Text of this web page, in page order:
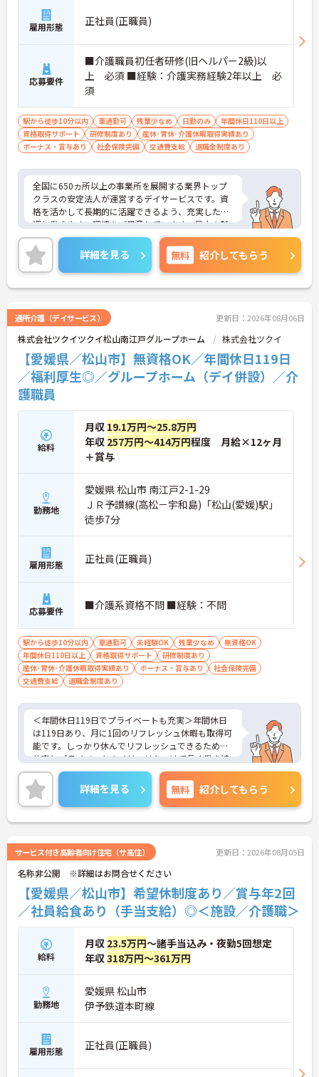
雇用形態 正社員(正職員)
応募要件
■介護職員初任者研修(旧ヘルパー2級)以
上 必須 ■経験：介護実務経験2年以上 必
須
駅から徒歩10分以内 車通勤可 残業少なめ 日勤のみ
年間休日110日以上
資格取得サポート
研修制度あり
産休･育休･介護休暇取得実績あり
ボーナス・賞与あり
社会保険完備 交通費支給 退職金制度あり
全国に650ヵ所以上の事業所を展開する業界トップ
クラスの安定法人が運営するデイサービスです。資
格を活かして長期的に活躍できるよう、充実した待
遇と働きやすい環境をご用意しています。最大の魅
力は夜勤なしの日勤のみで年間休日は119日しっか
り確保できる点にあります。毎月付与されるリフレ
ッシュ休暇を利用して連休の取得も可能です。ま
た、子育てサポート企業として「くるみん認定」を
取得しており、こども休暇や充実した扶養手当など
入社後1年間は専用のチューターがつき手厚くフォ
ローするため、新しい環境への不安を軽減できま
す。最大185万円の賞与支給の実績や、宿泊費補助
等の独自の福利厚生制度も備わっており、有資格者
の方がご自身の個性を大切にしながらやりがいを持
って働き続けられるおすすめの職場です。
★おすすめPOINT★
をつけて働ける環境です】
・身体への負担が少ない夜勤なしの勤務で年間休日
119日がしっかりと確保されています
・子育てサポート企業として「くるみん認定」を取
得しており未就学児向けのこども休暇など支援体制
【賞与実績最大185万円◎大手法人ならではの手厚
い待遇と福利厚生が魅力です】
・頑張りをしっかり還元する過去実績最大185万円
の賞与や配偶者・お子様への手厚い扶養手当を支給
しています
・宿泊費補助などが受けられる独自の「ツクイPLU
・社内規定の範囲内で髪色や髪型をはじめネイルや
まつげエクステが自由であり自分らしさを大切に働
けます
【有資格者のキャリアパス！手厚いチューター制度
と多彩な研修で専門性を高めます 】
がマンツーマンで手厚くフォローするため新しい環
境でも安心です
・資格手当の支給や公的資格取得・自己啓発支援制
度を通じて有資格者のさらなるステップアップを後
押しします
・階層別研修や所属先以外の事業所で行う交換研修
など豊富な教育プログラムで専門職としての成長を
サポートしています
詳細を見る 無料 紹介してもらう
通所介護（デイサービス） 更新日：2026年08月06日
株式会社ツクイツクイ松山南江戸グループホーム 株式会社ツクイ
【愛媛県／松山市】無資格OK／年間休日119日
／福利厚生◎／グループホーム（デイ併設）／介
護職員
給料
月収 19.1万円～25.8万円
年収 257万円～414万円程度 月給×12ヶ月
＋賞与
勤務地
愛媛県 松山市 南江戸2-1-29
ＪＲ予讃線(高松－宇和島)「松山(愛媛)駅」
徒歩7分
雇用形態 正社員(正職員)
応募要件 ■介護系資格不問 ■経験：不問
駅から徒歩10分以内 車通勤可 未経験OK 残業少なめ
無資格OK
年間休日110日以上
資格取得サポート
研修制度あり
産休･育休･介護休暇取得実績あり
ボーナス・賞与あり
社会保険完備
交通費支給
退職金制度あり
＜年間休日119日でプライベートも充実＞年間休日
は119日あり、月に1回のリフレッシュ休暇も取得可
能です。しっかり休んでリフレッシュできるため、
仕事とプライベートのメリハリをつけて長く働き続
けられます。ワークライフバランスを重視したい方
にも安心の環境です。
＜少人数でじっくり向き合う「アットホームなケ
ア」＞
認知症の高齢者の方が少人数のユニット単位で共同
異なり、お一人おひとりに寄り添った丁寧なケアが
できるのが最大の魅力です。食事や入浴の介助だけ
でなく、一緒にレクリエーションを楽しんだり、食
事を作ったりと、家庭的な雰囲気の中で精神的な安
定や自立を支えます。利用者様との距離が近く、
日々のふれあいを大切にしたい方にぴったりの職場
です。
詳細を見る 無料 紹介してもらう
サービス付き高齢者向け住宅（サ高住） 更新日：2026年08月05日
名称非公開 ※詳細はお問合せください
【愛媛県／松山市】希望休制度あり／賞与年2回
／社員給食あり（手当支給）◎＜施設／介護職＞
給料
月収 23.5万円～諸手当込み・夜勤5回想定
年収318万円～361万円
勤務地
愛媛県 松山市
伊予鉄道本町線
雇用形態 正社員(正職員)